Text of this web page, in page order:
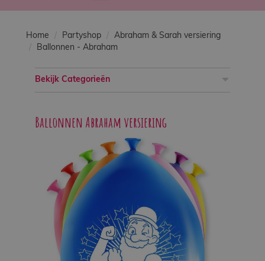
Verkoop
Over
Veilig
Contact
Springparadijs
Home Partyshop
Abraham & Sarah versiering
Ballonnen - Abraham
Bekijk Categorieën
Ballonnen Abraham versiering